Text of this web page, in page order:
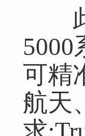
此
可精
航天